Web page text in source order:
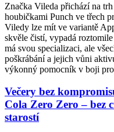
Značka Vileda přichází na
houbičkami Punch ve třech
Viledy lze mít ve variantě
skvěle čistí, vypadá
má svou specializaci, ale
poškrábání a jejich vůni
výkonný pomocník v boji
Večery bez
Cola Zero Zero – bez
starostí